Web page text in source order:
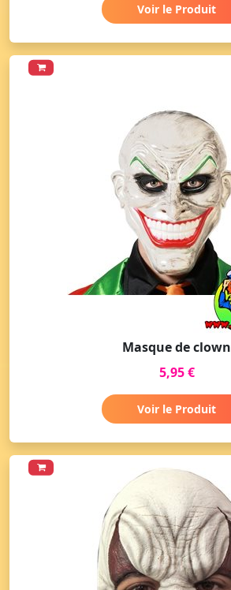
Voir le Produit
Masque de clown
5,95 €
Voir le Produit